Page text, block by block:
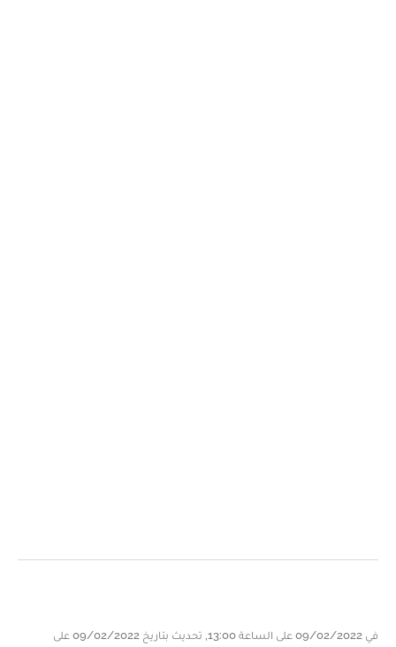
في 09/02/2022 على الساعة 13:00, تحديث بتاريخ 09/02/2022 على